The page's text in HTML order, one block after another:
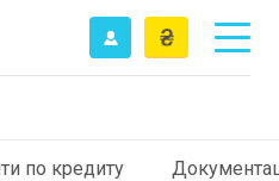
по кредиту